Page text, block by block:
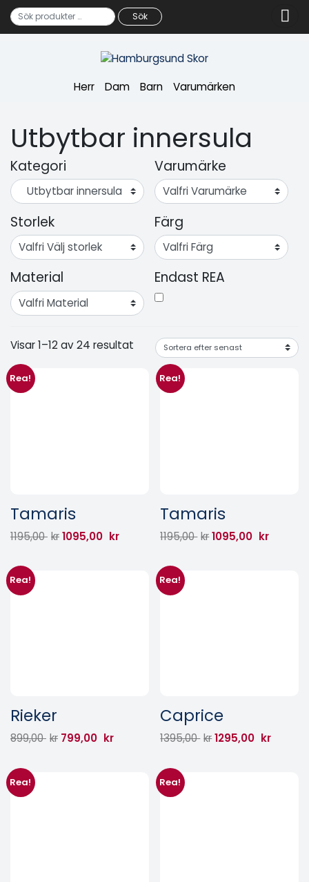
Sök efter: Sök
Herr Dam Barn Varumärken
Utbytbar innersula
Kategori Varumärke
Storlek Färg
Material Endast REA
Visar 1–12 av 24 resultat
Rea!
Tamaris
1195,00 kr1095,00 kr
Rea!
Tamaris
1195,00 kr1095,00 kr
Rea!
Rieker
899,00 kr 799,00 kr
Rea!
Caprice
1395,00 kr1295,00 kr
Rea! Rea!